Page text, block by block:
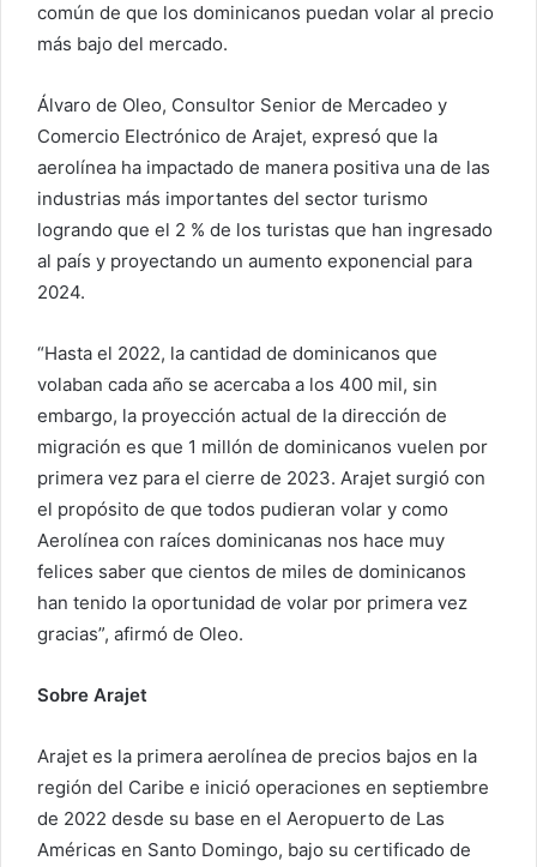
común de que los dominicanos puedan volar al precio
más bajo del mercado.
Álvaro de Oleo, Consultor Senior de Mercadeo y
Comercio Electrónico de Arajet, expresó que la
aerolínea ha impactado de manera positiva una de las
industrias más importantes del sector turismo
logrando que el 2 % de los turistas que han ingresado
al país y proyectando un aumento exponencial para
2024.
“Hasta el 2022, la cantidad de dominicanos que
volaban cada año se acercaba a los 400 mil, sin
embargo, la proyección actual de la dirección de
migración es que 1 millón de dominicanos vuelen por
primera vez para el cierre de 2023. Arajet surgió con
el propósito de que todos pudieran volar y como
Aerolínea con raíces dominicanas nos hace muy
felices saber que cientos de miles de dominicanos
han tenido la oportunidad de volar por primera vez
gracias”, afirmó de Oleo.
Sobre Arajet
Arajet es la primera aerolínea de precios bajos en la
región del Caribe e inició operaciones en septiembre
de 2022 desde su base en el Aeropuerto de Las
Américas en Santo Domingo, bajo su certificado de